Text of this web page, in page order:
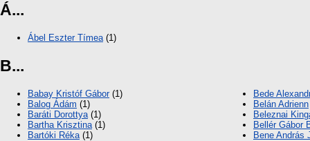
Á...
Ábel Eszter Tímea(1)
B...
Babay Kristóf Gábor(1)
Balog Ádám (1)
Baráti Dorottya (1)
Bartha Krisztina (1)
Bartóki Réka (1)
Bede
Belán Adrienn
Beleznai
Bellér Gábor
Bene András